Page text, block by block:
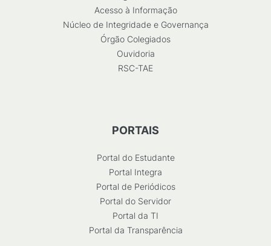
Acesso à Informação
Núcleo de Integridade e Governança
Órgão Colegiados
Ouvidoria
RSC-TAE
PORTAIS
Portal do Estudante
Portal Integra
Portal de Periódicos
Portal do Servidor
Portal da TI
Portal da Transparência